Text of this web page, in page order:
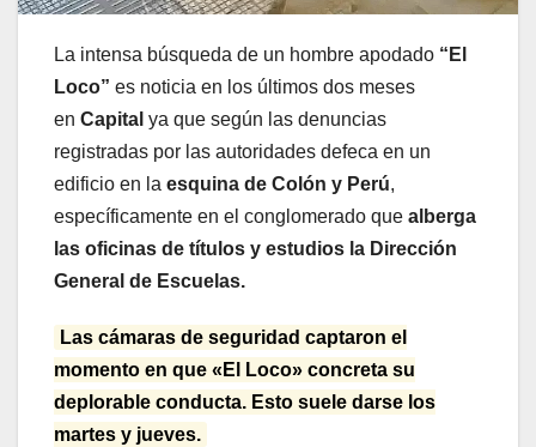
La intensa búsqueda de un hombre apodado “El
Loco” es noticia en los últimos dos meses
en Capital ya que según las denuncias
registradas por las autoridades defeca en un
edificio en la esquina de Colón y Perú,
específicamente en el conglomerado que alberga
las oficinas de títulos y estudios la Dirección
General de Escuelas.
Las cámaras de seguridad captaron el
momento en que «El Loco» concreta su
deplorable conducta. Esto suele darse los
martes y jueves.